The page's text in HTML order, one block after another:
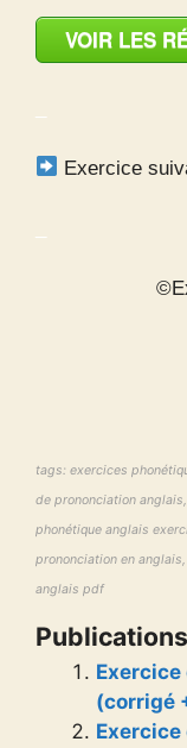
VOIR LES
Exercice
tags: exercices
de prononciation
phonétique anglais
prononciation en
anglais pdf
(corrigé